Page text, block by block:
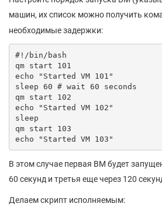
машин, их список можно получить
необходимые задержки:
#!/bin/bash
qm start 101
echo "Started VM 101"
sleep 60 # wait 60 seconds
qm start 102
echo "Started VM 102"
sleep
qm start 103
В этом случае первая ВМ будет
60 секунд и третья еще через 120
Делаем скрипт исполняемым: